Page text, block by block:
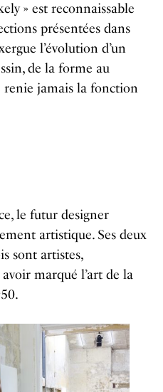
» est reconnaissable
présentées dans
l’évolution d’un
de la forme au
renie jamais la fonction
le futur designer
artistique. Ses deux
sont artistes,
marqué l’art de la